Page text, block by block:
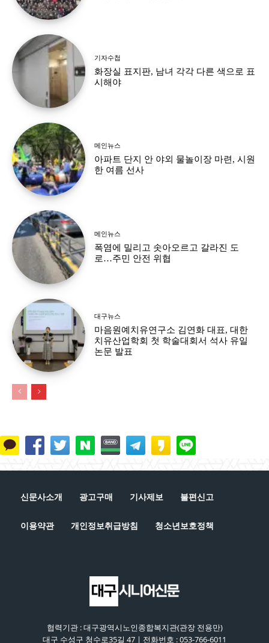
기자수첩
화장실 표지판, 남녀 각각 다른 색으로 표
시해야
메인뉴스
아파트 단지 안 야외 물놀이장 마련, 시원
한 여름 선사
메인뉴스
폭염에 밀리고 솟아오르고 갈라진 도
로…주민 안전 위협
대구뉴스
마음원예치유연구소 김연화 대표, 대한
치유산업학회 첫 학술대회서 석사 유일
논문 발표
신문사소개 광고구매 기사제보 불편신고
이용약관 개인정보취급방침 청소년보호정책
협력기관 : 대구광역시노인종합복지관(관장 전용만)
대구 수성구 청수로35길 47 | 전화번호 : 053-766-6011